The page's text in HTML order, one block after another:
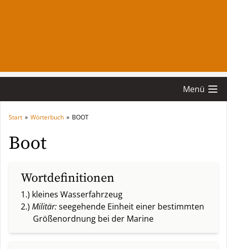
Menü
Start » Wörterbuch » BOOT
Boot
Wortdefinitionen
1.) kleines Wasserfahrzeug
2.) Militär:seegehende Einheit einer bestimmten
Größenordnung bei der Marine